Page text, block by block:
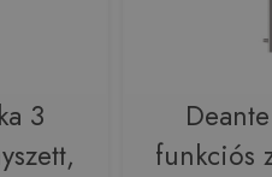
3
funkciós